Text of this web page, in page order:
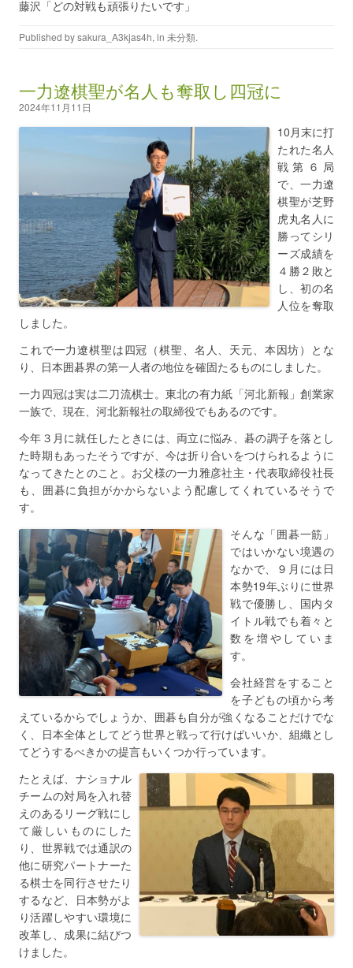
藤沢「どの対戦も頑張りたいです」
Published bysakura_A3kjas4h, in 未分類.
一力遼棋聖が名人も奪取し四冠に
2024年11月11日
10月末に打
たれた名人
戦第６局
で、一力遼
棋聖が芝野
虎丸名人に
勝ってシリ
ーズ成績を
４勝２敗と
し、初の名
人位を奪取
しました。
これで一力遼棋聖は四冠（棋聖、名人、天元、本因坊）とな
り、日本囲碁界の第一人者の地位を確固たるものにしました。
一力四冠は実は二刀流棋士。東北の有力紙「河北新報」創業家
一族で、現在、河北新報社の取締役でもあるのです。
今年３月に就任したときには、両立に悩み、碁の調子を落とし
た時期もあったそうですが、今は折り合いをつけられるように
なってきたとのこと。お父様の一力雅彦社主・代表取締役社長
も、囲碁に負担がかからないよう配慮してくれているそうで
す。
そんな「囲碁一筋」
ではいかない境遇の
なかで、９月には日
本勢19年ぶりに世界
戦で優勝し、国内タ
イトル戦でも着々と
数を増やしていま
す。
会社経営をすること
を子どもの頃から考
えているからでしょうか、囲碁も自分が強くなることだけでな
く、日本全体としてどう世界と戦って行けばいいか、組織とし
てどうするべきかの提言もいくつか行っています。
たとえば、ナショナル
チームの対局を入れ替
えのあるリーグ戦にし
て厳しいものにした
り、世界戦では通訳の
他に研究パートナーた
る棋士を同行させたり
するなど、日本勢がよ
り活躍しやすい環境に
改革し、成果に結びつ
けました。